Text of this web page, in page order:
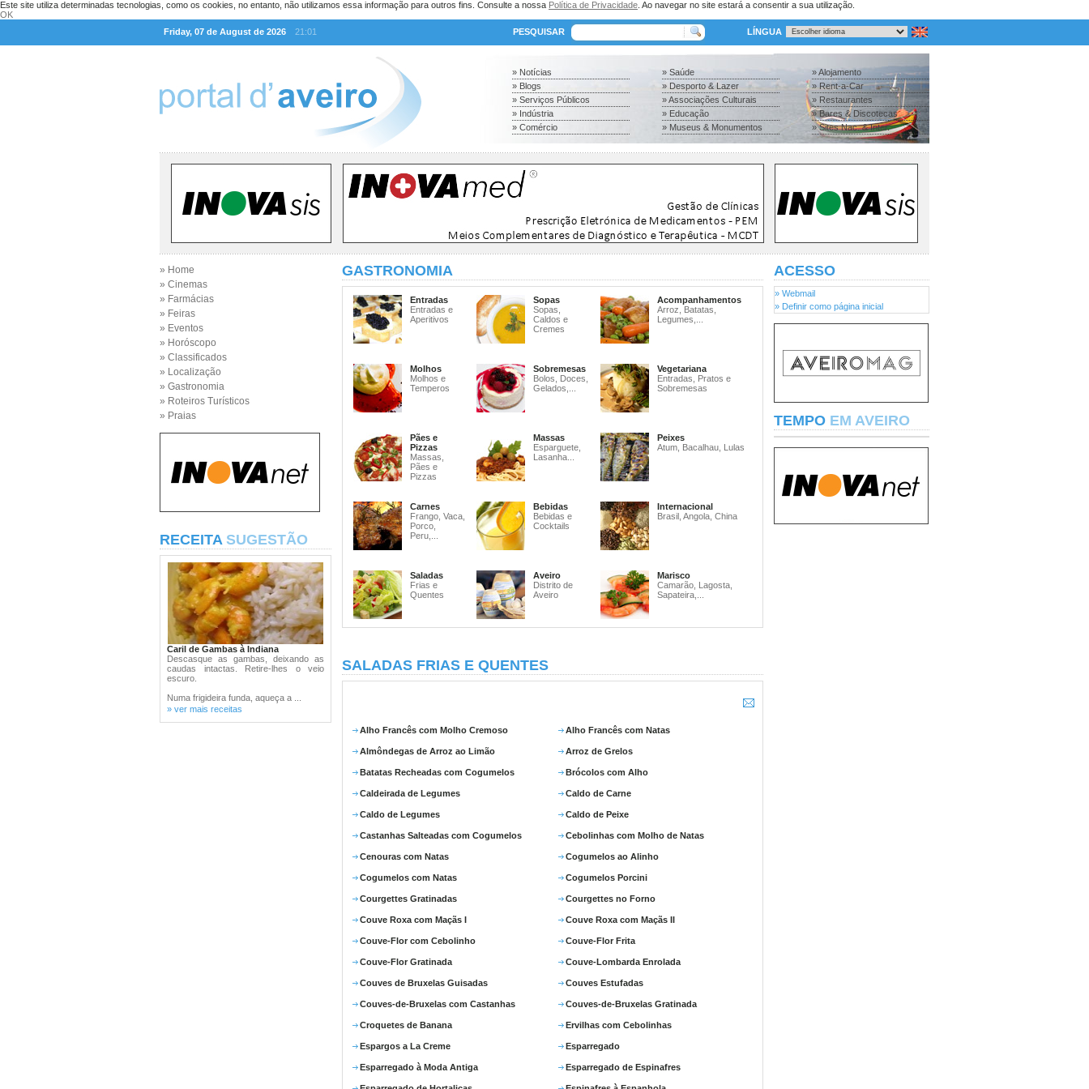
Este site utiliza determinadas tecnologias, como os cookies, no entanto, não utilizamos essa informação para outros fins. Consulte a nossa Política de Privacidade . Ao navegar no site estará a consentir a sua utilização.
OK
Friday, 07 de August de 2026
21:01 PESQUISAR LÍNGUA
» Notícias
» Blogs
» Serviços Públicos
» Indústria
» Comércio
» Saúde
» Desporto & Lazer
» Associações Culturais
» Educação
» Museus & Monumentos
» Alojamento
» Rent-a-Car
» Restaurantes
» Bares & Discotecas
» Sites Nac. & Inter.
» Home
» Cinemas
» Farmácias
» Feiras
» Eventos
» Horóscopo
» Classificados
» Localização
» Gastronomia
» Roteiros Turísticos
» Praias
RECEITA SUGESTÃO
Caril de Gambas à Indiana
Descasque as gambas, deixando as
caudas intactas. Retire-lhes o veio
escuro.
Numa frigideira funda, aqueça a ...
» ver mais receitas
GASTRONOMIA
Entradas
Entradas e
Aperitivos
Sopas
Sopas,
Caldos e
Cremes
Acompanhamentos
Arroz, Batatas,
Legumes,...
Molhos
Molhos e
Temperos
Sobremesas
Bolos, Doces,
Gelados,...
Vegetariana
Entradas, Pratos e
Sobremesas
Pães e
Pizzas
Massas,
Pães e
Pizzas
Massas
Esparguete,
Lasanha...
Peixes
Atum, Bacalhau, Lulas
Carnes
Frango, Vaca,
Porco,
Peru,...
Bebidas
Bebidas e
Cocktails
Internacional
Brasil, Angola, China
Saladas
Frias e
Quentes
Aveiro
Distrito de
Aveiro
Marisco
Camarão, Lagosta,
Sapateira,...
SALADAS FRIAS E QUENTES
Alho Francês com Molho Cremoso Alho Francês com Natas
Almôndegas de Arroz ao Limão Arroz de Grelos
Batatas Recheadas com Cogumelos Brócolos com Alho
Caldeirada de Legumes Caldo de Carne
Caldo de Legumes Caldo de Peixe
Castanhas Salteadas com Cogumelos Cebolinhas com Molho de Natas
Cenouras com Natas Cogumelos ao Alinho
Cogumelos com Natas Cogumelos Porcini
Courgettes Gratinadas Courgettes no Forno
Couve Roxa com Maçãs I Couve Roxa com Maçãs II
Couve-Flor com Cebolinho Couve-Flor Frita
Couve-Flor Gratinada Couve-Lombarda Enrolada
Couves de Bruxelas Guisadas Couves Estufadas
Couves-de-Bruxelas com Castanhas Couves-de-Bruxelas Gratinada
Croquetes de Banana Ervilhas com Cebolinhas
Espargos a La Creme Esparregado
Esparregado à Moda Antiga Esparregado de Espinafres
ACESSO
» Webmail
» Definir como página inicial
TEMPO EM AVEIRO